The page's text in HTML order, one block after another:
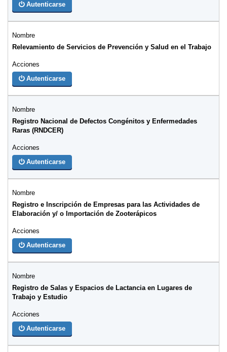
Autenticarse
Relevamiento de Servicios de Prevención y Salud en el Trabajo
Autenticarse
Registro Nacional de Defectos Congénitos y Enfermedades
Raras (RNDCER)
Autenticarse
Registro e Inscripción de Empresas para las Actividades de
Elaboración y/ o Importación de Zooterápicos
Autenticarse
Registro de Salas y Espacios de Lactancia en Lugares de
Trabajo y Estudio
Autenticarse